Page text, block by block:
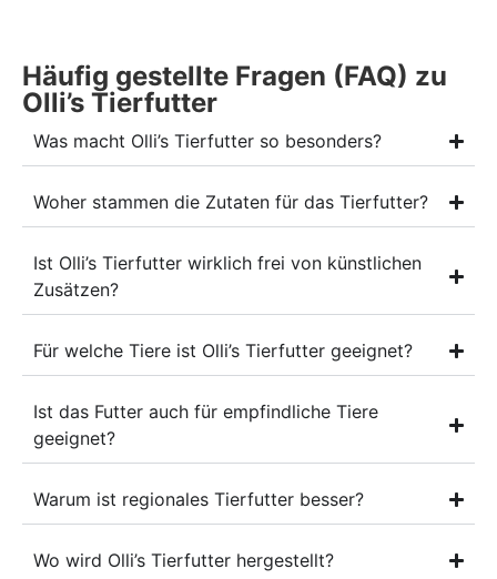
Häufig gestellte Fragen (FAQ) zu
Olli’s Tierfutter
Was macht Olli’s Tierfutter so besonders?
Woher stammen die Zutaten für das Tierfutter?
Ist Olli’s Tierfutter wirklich frei von künstlichen
Zusätzen?
Für welche Tiere ist Olli’s Tierfutter geeignet?
Ist das Futter auch für empfindliche Tiere
geeignet?
Warum ist regionales Tierfutter besser?
Wo wird Olli’s Tierfutter hergestellt?